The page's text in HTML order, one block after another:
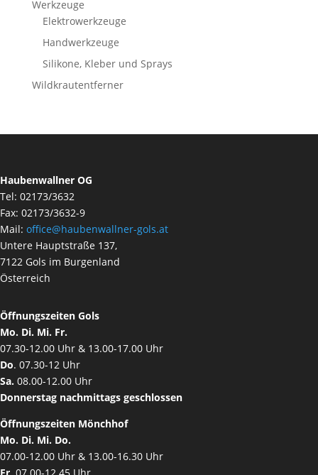
Werkzeuge
Elektrowerkzeuge
Handwerkzeuge
Silikone, Kleber und Sprays
Wildkrautentferner
Haubenwallner OG
Tel: 02173/3632
Fax: 02173/3632-9
Mail: office@haubenwallner-gols.at
Untere Hauptstraße 137,
7122 Gols im Burgenland
Österreich
Öffnungszeiten Gols
Mo. Di. Mi. Fr.
07.30-12.00 Uhr & 13.00-17.00 Uhr
Do. 07.30-12 Uhr
Sa. 08.00-12.00 Uhr
Donnerstag nachmittags geschlossen
Öffnungszeiten Mönchhof
Mo. Di. Mi. Do.
07.00-12.00 Uhr & 13.00-16.30 Uhr
Fr . 07.00-12.45 Uhr